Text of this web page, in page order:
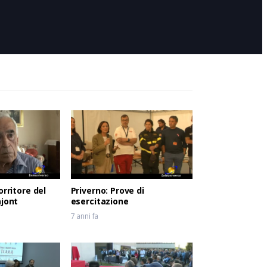
del
Priverno: Prove di
esercitazione
7 anni fa